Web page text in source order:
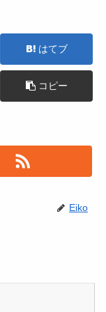
はてブ
コピー
Eiko